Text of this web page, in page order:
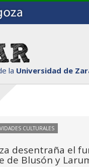
la Universidad de
CULTURALES
desentraña el
de Blusón y